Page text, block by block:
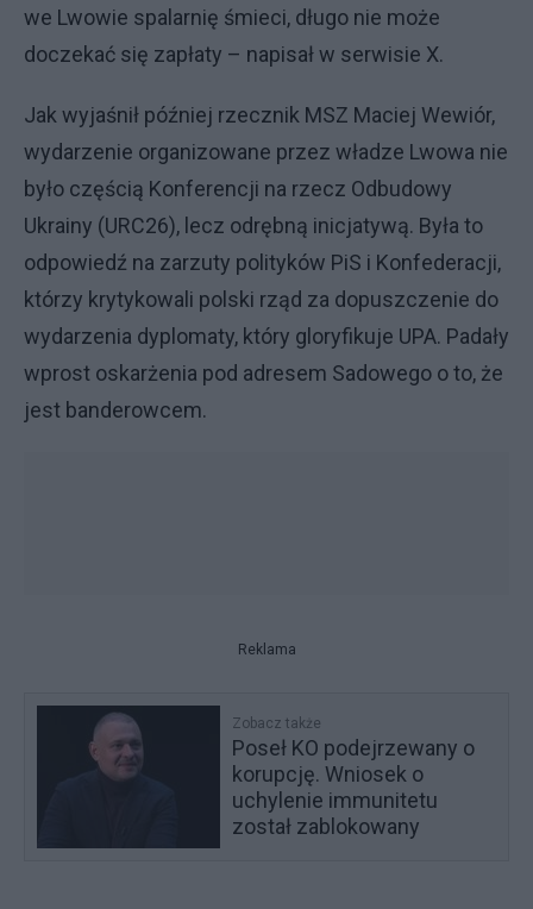
we Lwowie spalarnię śmieci, długo nie może
doczekać się zapłaty – napisał w serwisie X.
Jak wyjaśnił później rzecznik MSZ Maciej Wewiór,
wydarzenie organizowane przez władze Lwowa nie
było częścią Konferencji na rzecz Odbudowy
Ukrainy (URC26), lecz odrębną inicjatywą. Była to
odpowiedź na zarzuty polityków PiS i Konfederacji,
którzy krytykowali polski rząd za dopuszczenie do
wydarzenia dyplomaty, który gloryfikuje UPA. Padały
wprost oskarżenia pod adresem Sadowego o to, że
jest banderowcem.
Reklama
Zobacz także
Poseł KO podejrzewany o
korupcję. Wniosek o
uchylenie immunitetu
został zablokowany